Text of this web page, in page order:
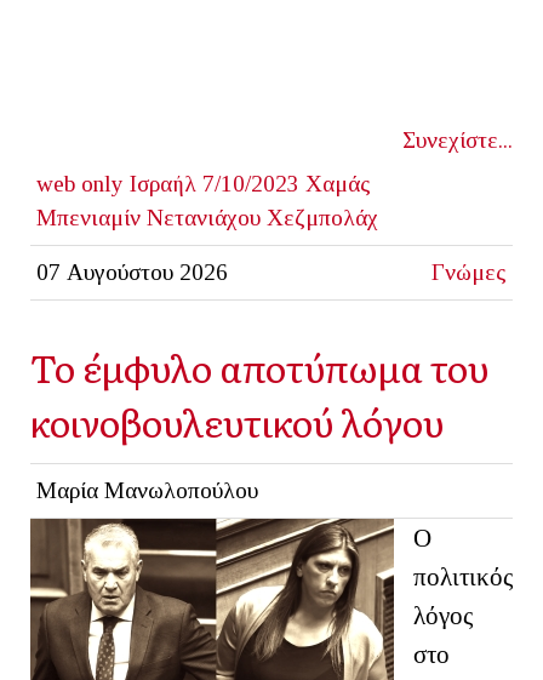
Συνεχίστε...
web only Ισραήλ 7/10/2023 Χαμάς
Μπενιαμίν Νετανιάχου Χεζμπολάχ
07 Αυγούστου 2026 Γνώμες
Το έμφυλο αποτύπωμα του
κοινοβουλευτικού λόγου
Μαρία Μανωλοπούλου
Ο
πολιτικός
λόγος
στο